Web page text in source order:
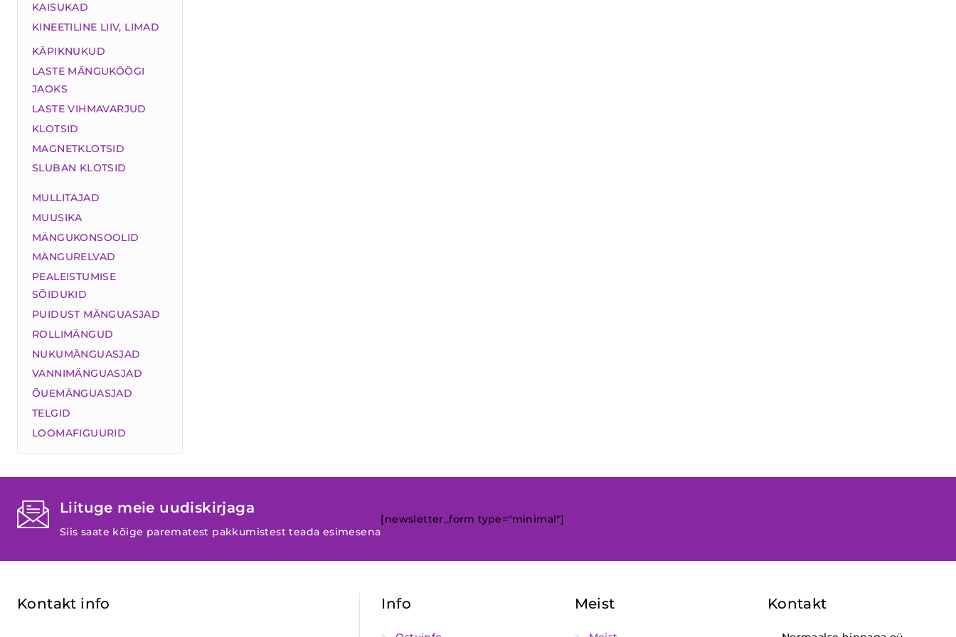
KAISUKAD
KINEETILINE LIIV, LIMAD
KÄPIKNUKUD
LASTE MÄNGUKÖÖGI
JAOKS
LASTE VIHMAVARJUD
KLOTSID
MAGNETKLOTSID
SLUBAN KLOTSID
MULLITAJAD
MUUSIKA
MÄNGUKONSOOLID
MÄNGURELVAD
PEALEISTUMISE
SÕIDUKID
PUIDUST MÄNGUASJAD
ROLLIMÄNGUD
NUKUMÄNGUASJAD
VANNIMÄNGUASJAD
ÕUEMÄNGUASJAD
TELGID
LOOMAFIGUURID
Liituge meie uudiskirjaga
Siis saate kõige parematest pakkumistest teada esimesena
[newsletter_form type="minimal"]
Kontakt info Info Meist Kontakt